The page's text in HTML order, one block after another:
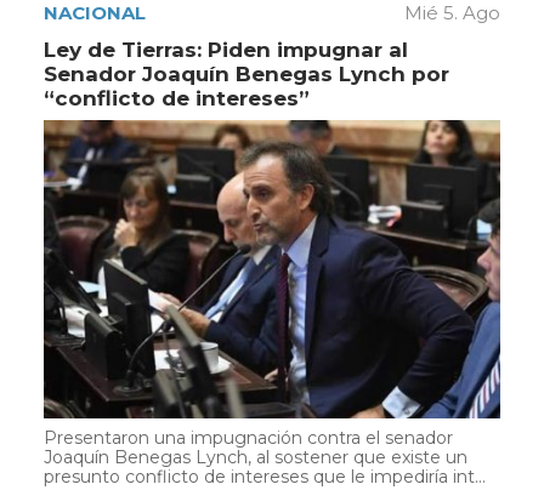
NACIONAL Mié 5. Ago
Ley de Tierras: Piden impugnar al
Senador Joaquín Benegas Lynch por
“conflicto de intereses”
Presentaron una impugnación contra el senador
Joaquín Benegas Lynch, al sostener que existe un
presunto conflicto de intereses que le impediría int...